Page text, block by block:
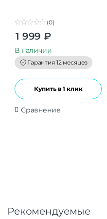
t
o
f
5
(0)
1 999 ₽
В наличии
Гарантия 12 месяцев
Купить в 1 клик
Сравнение
Рекомендуемые